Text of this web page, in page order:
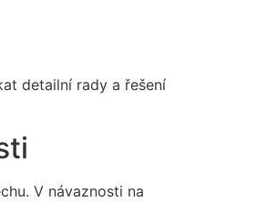
detailní rady a řešení
V návaznosti na